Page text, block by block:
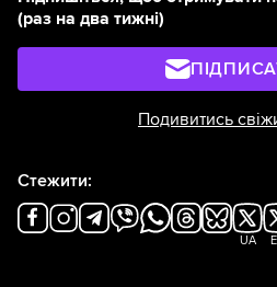
(раз на два тижні)
Подивитись
Стежити:
UA